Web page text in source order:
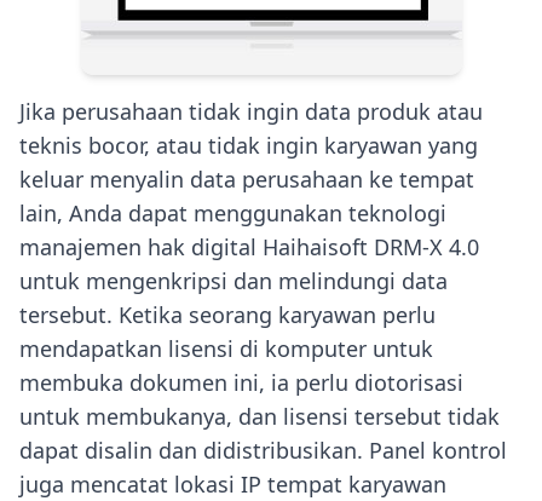
Jika perusahaan tidak ingin data produk atau
teknis bocor, atau tidak ingin karyawan yang
keluar menyalin data perusahaan ke tempat
lain, Anda dapat menggunakan teknologi
manajemen hak digital Haihaisoft DRM-X 4.0
untuk mengenkripsi dan melindungi data
tersebut. Ketika seorang karyawan perlu
mendapatkan lisensi di komputer untuk
membuka dokumen ini, ia perlu diotorisasi
untuk membukanya, dan lisensi tersebut tidak
dapat disalin dan didistribusikan. Panel kontrol
juga mencatat lokasi IP tempat karyawan